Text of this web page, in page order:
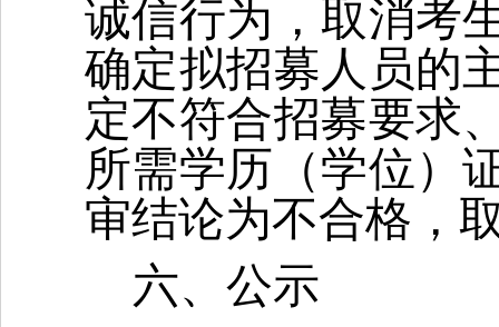
诚信行为，取消考
确定拟招募人员的
定不符合招募要求
所需学历（学位）
审结论为不合格，
六、公示